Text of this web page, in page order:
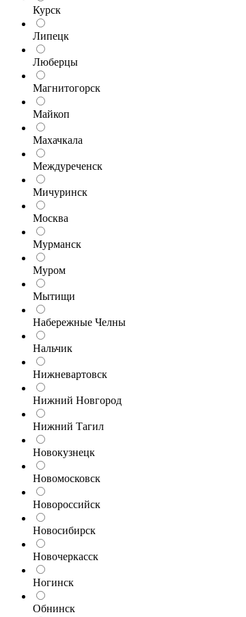
Курск
Липецк
Люберцы
Магнитогорск
Майкоп
Махачкала
Междуреченск
Мичуринск
Москва
Мурманск
Муром
Мытищи
Набережные Челны
Нальчик
Нижневартовск
Нижний Новгород
Нижний Тагил
Новокузнецк
Новомосковск
Новороссийск
Новосибирск
Новочеркасск
Ногинск
Обнинск